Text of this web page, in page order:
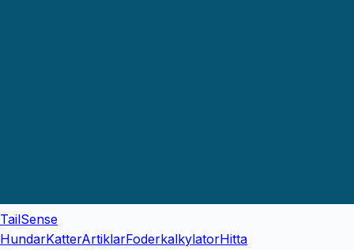
TailSense
HundarKatterArtiklarFoderkalkylatorHitta